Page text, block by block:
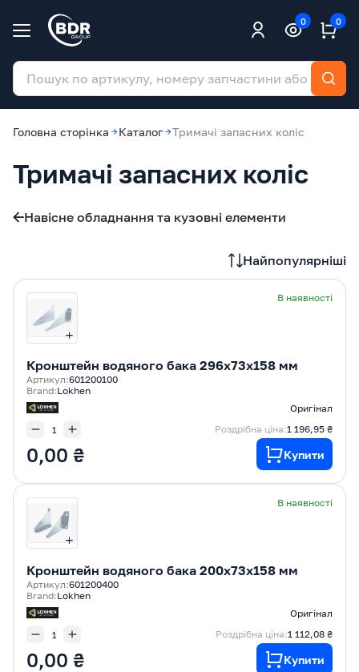
0 0
Головна сторінка Каталог Тримачі запасних коліс
Тримачі запасних коліс
Навісне обладнання та кузовні елементи
Найпопулярніші
В наявності
Кронштейн водяного бака 296х73х158 мм
Артикул:601200100
Brand:Lokhen
Оригінал
Роздрібна ціна:1 196,95 ₴
0,00 ₴ Купити
В наявності
Кронштейн водяного бака 200х73х158 мм
Артикул:601200400
Brand:Lokhen
Оригінал
Роздрібна ціна:1 112,08 ₴
0,00 ₴ Купити